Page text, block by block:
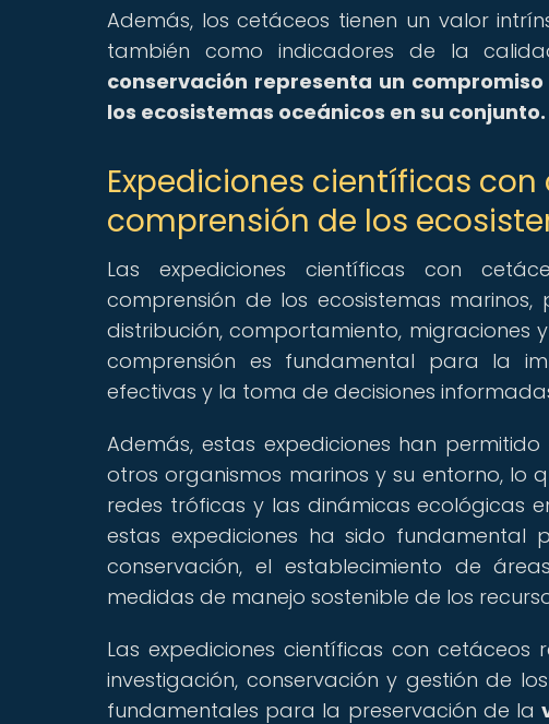
Además, los cetáceos tienen un valor
también como indicadores de la
conservación representa un
los ecosistemas oceánicos en su conjunto.
Expediciones científicas
comprensión de los
Las expediciones científicas con
comprensión de los ecosistemas
distribución, comportamiento, migraciones
comprensión es fundamental para la
efectivas y la toma de decisiones
Además, estas expediciones han
otros organismos marinos y su entorno, lo
redes tróficas y las dinámicas ecológicas
estas expediciones ha sido
conservación, el establecimiento de
medidas de manejo sostenible de los
Las expediciones científicas con
investigación, conservación y gestión de
fundamentales para la preservación de la